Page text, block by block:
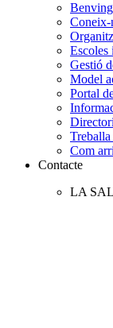
Coneix-
Escoles
Gestió
Model
Portal
Com
Contacte
LA